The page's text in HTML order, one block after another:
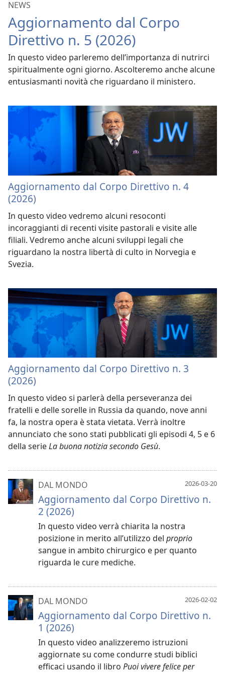
NEWS
Aggiornamento dal Corpo
Direttivo n. 5 (2026)
In questo video parleremo dell’importanza di nutrirci
spiritualmente ogni giorno. Ascolteremo anche alcune
entusiasmanti novità che riguardano il ministero.
Aggiornamento dal Corpo Direttivo n. 4
(2026)
In questo video vedremo alcuni resoconti
incoraggianti di recenti visite pastorali e visite alle
filiali. Vedremo anche alcuni sviluppi legali che
riguardano la nostra libertà di culto in Norvegia e
Svezia.
Aggiornamento dal Corpo Direttivo n. 3
(2026)
In questo video si parlerà della perseveranza dei
fratelli e delle sorelle in Russia da quando, nove anni
fa, la nostra opera è stata vietata. Verrà inoltre
annunciato che sono stati pubblicati gli episodi 4, 5 e 6
della serieLa buona notizia secondo Gesù.
2026-03-20
DAL MONDO
Aggiornamento dal Corpo Direttivo n.
2 (2026)
In questo video verrà chiarita la nostra
posizione in merito all’utilizzo del proprio
sangue in ambito chirurgico e per quanto
riguarda le cure mediche.
2026-02-02
DAL MONDO
Aggiornamento dal Corpo Direttivo n.
1 (2026)
In questo video analizzeremo istruzioni
aggiornate su come condurre studi biblici
efficaci usando il libro Puoi vivere felice per